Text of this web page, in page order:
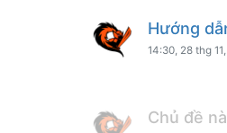
Hướng
14:30, 28 thg
Chủ đề